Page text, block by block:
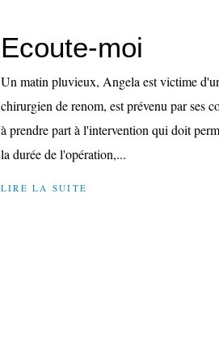
Ecoute-moi
Un matin pluvieux, Angela est victime
chirurgien de renom, est prévenu par ses
à prendre part à l'intervention qui doit
la durée de l'opération,...
LIRE LA SUITE